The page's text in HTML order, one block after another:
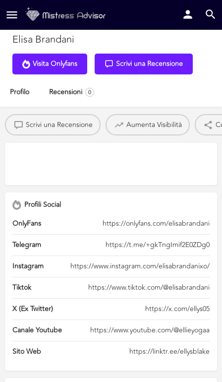
Elisa Brandani
Visita Onlyfans Scrivi una Recensione
Profilo Recensioni 0
Scrivi una Recensione Aumenta Visibilità
Profili Social
OnlyFans
https://onlyfans.com/elisabrandani
Telegram https://t.me/+gkTngImif2E0ZDg0
Instagram https://www.instagram.com/elisabrandanixo/
Tiktok https://www.tiktok.com/@elisabrandani
X (Ex Twitter) https://x.com/ellys05
Canale Youtube https://www.youtube.com/@ellieyogaa
Sito Web https://linktr.ee/ellysblake